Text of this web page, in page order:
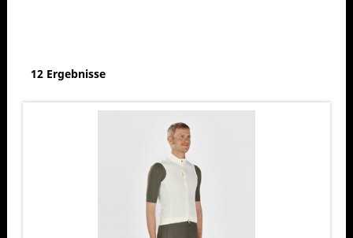
12 Ergebnisse